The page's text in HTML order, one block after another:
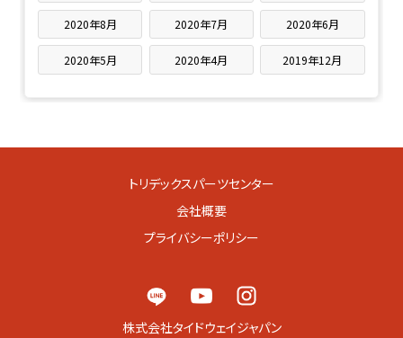
2020年8月 2020年7月 2020年6月
2020年5月 2020年4月 2019年12月
トリデックスパーツセンター
会社概要
プライバシーポリシー
株式会社タイドウェイジャパン